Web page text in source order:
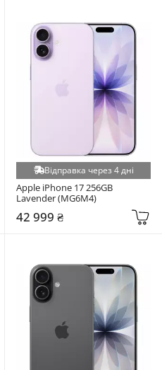
Відправка через 4 дні
Apple iPhone 17 256GB
Lavender (MG6M4)
42 999 ₴